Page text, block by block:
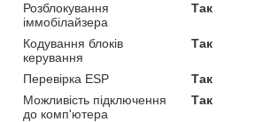
Розблокування
іммобілайзера
Так
Кодування блоків
керування
Так
Перевірка ESP
Так
Можливість підключення
до комп'ютера
Так